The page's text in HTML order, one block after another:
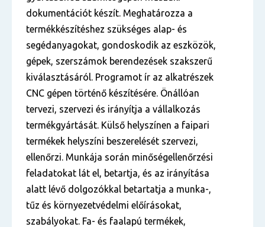
dokumentációt készít. Meghatározza a
termékkészítéshez szükséges alap- és
segédanyagokat, gondoskodik az eszközök,
gépek, szerszámok berendezések szakszerű
kiválasztásáról. Programot ír az alkatrészek
CNC gépen történő készítésére. Önállóan
tervezi, szervezi és irányítja a vállalkozás
termékgyártását. Külső helyszínen a faipari
termékek helyszíni beszerelését szervezi,
ellenőrzi. Munkája során minőségellenőrzési
feladatokat lát el, betartja, és az irányítása
alatt lévő dolgozókkal betartatja a munka-,
tűz és környezetvédelmi előírásokat,
szabályokat. Fa- és faalapú termékek,